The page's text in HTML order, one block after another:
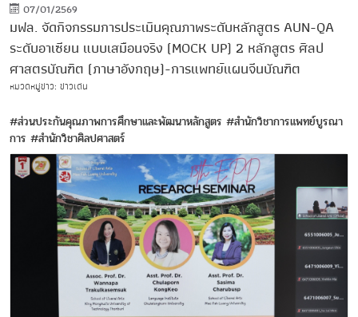
07/01/2569
มฟล. จัดกิจกรรมการประเมินคุณภาพระดับหลักสูตร AUN-QA
ระดับอาเซียน แบบเสมือนจริง (MOCK UP) 2 หลักสูตร ศิลป
ศาสตรบัณฑิต (ภาษาอังกฤษ)-การแพทย์แผนจีนบัณฑิต
หมวดหมู่ข่าว: ข่าวเด่น
#ส่วนประกันคุณภาพการศึกษาและพัฒนาหลักสูตร #สำนักวิชาการแพทย์บูรณา
การ #สำนักวิชาศิลปศาสตร์